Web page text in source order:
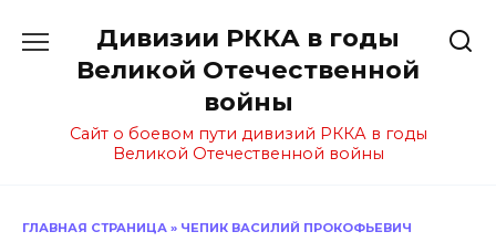
содержанию
Дивизии РККА в годы
Великой Отечественной
войны
Сайт о боевом пути дивизий РККА в годы
Великой Отечественной войны
ГЛАВНАЯ СТРАНИЦА » ЧЕПИК ВАСИЛИЙ ПРОКОФЬЕВИЧ